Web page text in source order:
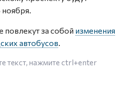
ноября.
повлекут за собой изменения
автобусов.
текст, нажмите ctrl+enter